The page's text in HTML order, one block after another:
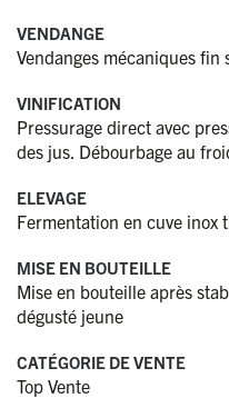
VENDANGE
Vendanges mécaniques fin
VINIFICATION
Pressurage direct avec
des jus. Débourbage au
ELEVAGE
Fermentation en cuve inox
MISE EN BOUTEILLE
Mise en bouteille après
dégusté jeune
CATÉGORIE DE VENTE
Top Vente